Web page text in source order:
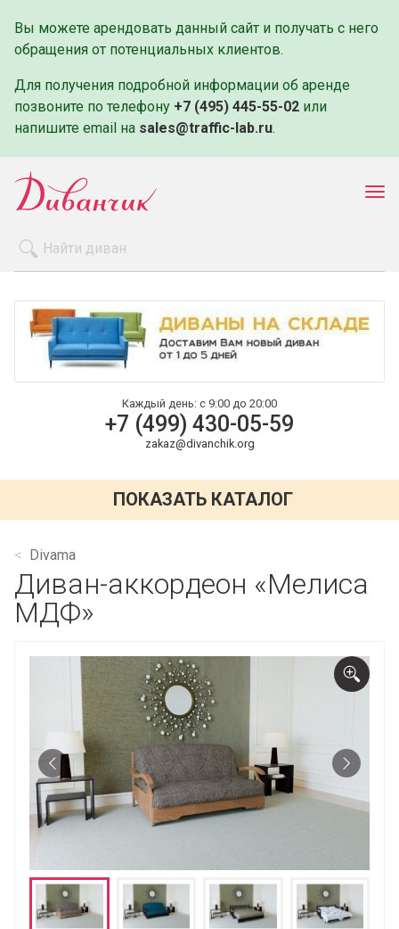
Вы можете арендовать данный сайт и получать с него
обращения от потенциальных клиентов.
Для получения подробной информации об аренде
позвоните по телефону +7 (495) 445-55-02 или
напишите email на sales@traffic-lab.ru.
Оплата и доставка
Контакты
Каждый день: с 9:00 до 20:00
+7 (499) 430-05-59
zakaz@divanchik.org
ПОКАЗАТЬ КАТАЛОГ
Divama
Диван-аккордеон «Мелиса
МДФ»